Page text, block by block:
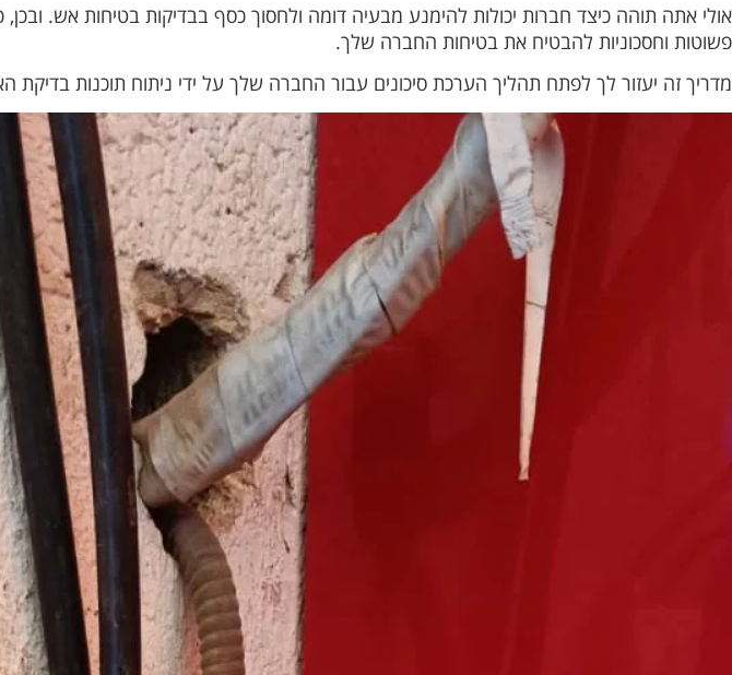
אולי אתה תוהה כיצד חברות יכולות להימנע מבעיה דומה ולחסוך כסף בבדיקות בטיחות אש.
פשוטות וחסכוניות להבטיח את בטיחות החברה שלך.
מדריך זה יעזור לך לפתח תהליך הערכת סיכונים עבור החברה שלך על ידי ניתוח תוכנות בדיקת